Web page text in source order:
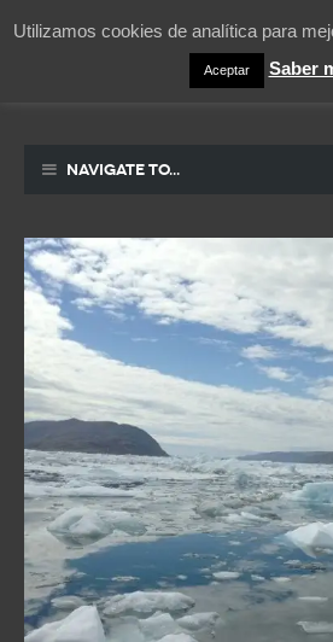
La vida contada en un
Navigate to...
Utilizamos cookies de analítica para
Aceptar Saber